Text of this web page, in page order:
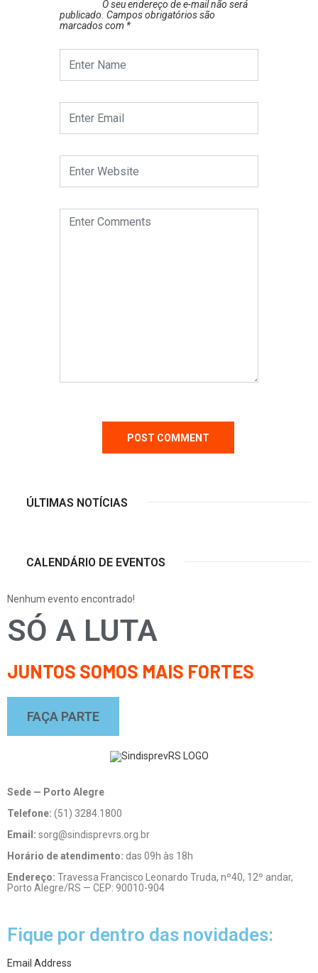
O seu endereço de e-mail não será
publicado. Campos obrigatórios são
marcados com *
ÚLTIMAS NOTÍCIAS
CALENDÁRIO DE EVENTOS
Nenhum evento encontrado!
SÓ A LUTA
JUNTOS SOMOS MAIS FORTES
FAÇA PARTE
Sede — Porto Alegre
Telefone: (51) 3284.1800
Email: sorg@sindisprevrs.org.br
Horário de atendimento: das 09h às 18h
Endereço: Travessa Francisco Leonardo Truda, nº40, 12º andar,
Porto Alegre/RS — CEP: 90010-904
Fique por dentro das novidades:
Email Address